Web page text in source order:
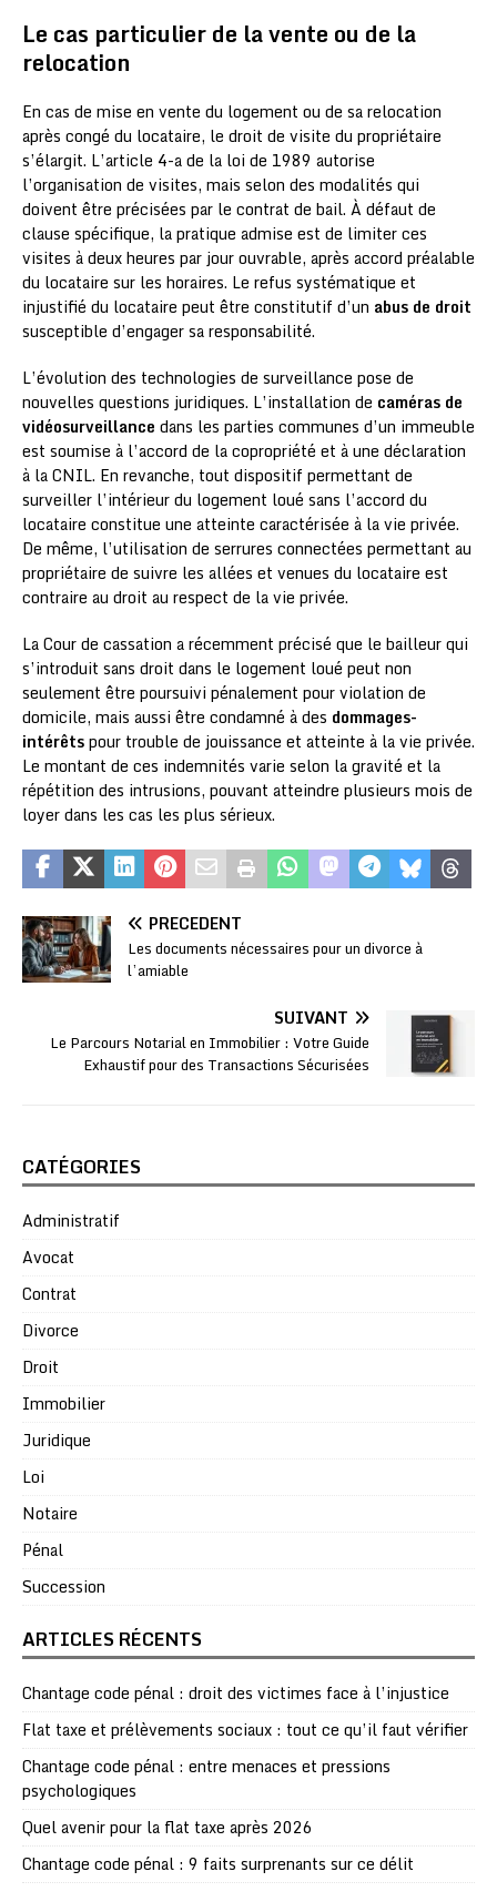
Le cas particulier de la vente ou de la
relocation
En cas de mise en vente du logement ou de sa relocation
après congé du locataire, le droit de visite du propriétaire
s’élargit. L’article 4-a de la loi de 1989 autorise
l’organisation de visites, mais selon des modalités qui
doivent être précisées par le contrat de bail. À défaut de
clause spécifique, la pratique admise est de limiter ces
visites à deux heures par jour ouvrable, après accord préalable
du locataire sur les horaires. Le refus systématique et
injustifié du locataire peut être constitutif d’un abus de droit
susceptible d’engager sa responsabilité.
L’évolution des technologies de surveillance pose de
nouvelles questions juridiques. L’installation de caméras de
vidéosurveillance dans les parties communes d’un immeuble
est soumise à l’accord de la copropriété et à une déclaration
à la CNIL. En revanche, tout dispositif permettant de
surveiller l’intérieur du logement loué sans l’accord du
locataire constitue une atteinte caractérisée à la vie privée.
De même, l’utilisation de serrures connectées permettant au
propriétaire de suivre les allées et venues du locataire est
contraire au droit au respect de la vie privée.
La Cour de cassation a récemment précisé que le bailleur qui
s’introduit sans droit dans le logement loué peut non
seulement être poursuivi pénalement pour violation de
domicile, mais aussi être condamné à des dommages-
intérêtspour trouble de jouissance et atteinte à la vie privée.
Le montant de ces indemnités varie selon la gravité et la
répétition des intrusions, pouvant atteindre plusieurs mois de
loyer dans les cas les plus sérieux.
PRÉCÉDENT
Les documents nécessaires pour un divorce à
l’amiable
SUIVANT
Le Parcours Notarial en Immobilier : Votre Guide
Exhaustif pour des Transactions Sécurisées
CATÉGORIES
Administratif
Avocat
Contrat
Divorce
Droit
Immobilier
Juridique
Loi
Notaire
Pénal
Succession
ARTICLES RÉCENTS
Chantage code pénal : droit des victimes face à l’injustice
Flat taxe et prélèvements sociaux : tout ce qu’il faut vérifier
Chantage code pénal : entre menaces et pressions
psychologiques
Quel avenir pour la flat taxe après 2026
Chantage code pénal : 9 faits surprenants sur ce délit